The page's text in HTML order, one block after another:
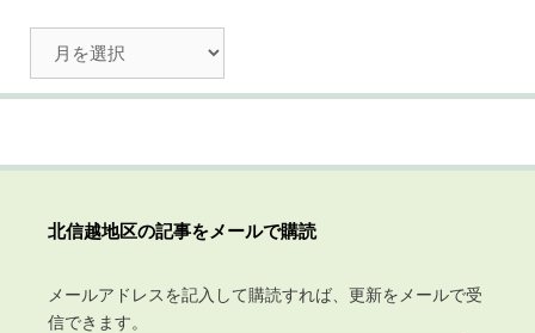
カ
北信越地区の記事をメールで購読
メールアドレスを記入して購読すれば、更新をメールで受
信できます。